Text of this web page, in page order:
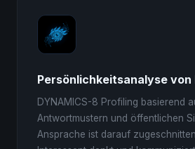
Persönlichkeitsanalyse
DYNAMICS-8 Profiling basierend
Antwortmustern und öffentlichen
Ansprache ist darauf